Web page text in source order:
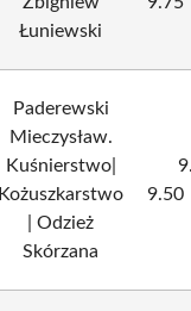
Łuniewski
Paderewski
Mieczysław.
Kuśnierstwo|
Kożuszkarstwo
| Odzież
Skórzana
9.50